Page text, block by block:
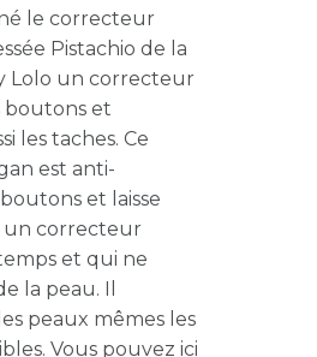
le correcteur
Pistachio de la
Lolo un correcteur
boutons et
les taches. Ce
est anti-
et laisse
un correcteur
et qui ne
la peau. Il
peaux mêmes les
Vous pouvez ici